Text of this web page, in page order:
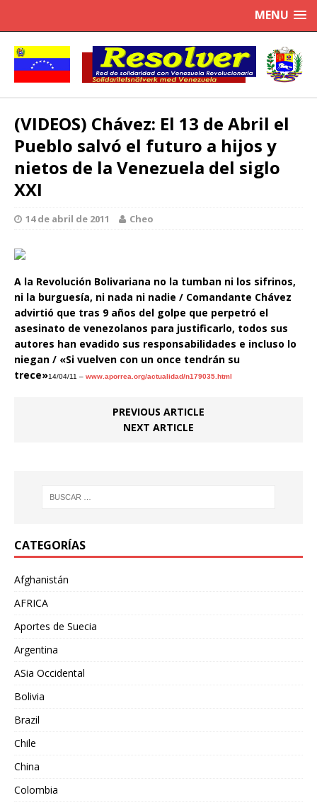
MENU
(VIDEOS) Chávez: El 13 de Abril el
Pueblo salvó el futuro a hijos y
nietos de la Venezuela del siglo
XXI
14 de abril de 2011 Cheo
A la Revolución Bolivariana no la tumban ni los sifrinos,
ni la burguesía, ni nada ni nadie / Comandante Chávez
advirtió que tras 9 años del golpe que perpetró el
asesinato de venezolanos para justificarlo, todos sus
autores han evadido sus responsabilidades e incluso lo
niegan / «Si vuelven con un once tendrán su
trece»14/04/11 – www.aporrea.org/actualidad/n179035.html
PREVIOUS ARTICLE
NEXT ARTICLE
CATEGORÍAS
Afghanistán
AFRICA
Aportes de Suecia
Argentina
ASia Occidental
Bolivia
Brazil
Chile
China
Colombia